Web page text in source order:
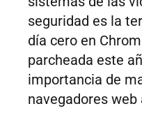
seguridad es la
día cero en
parcheada este
importancia de
navegadores